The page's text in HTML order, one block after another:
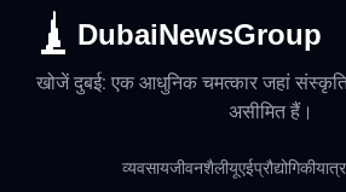
DubaiNewsGroup
खोजें दुबई: एक आधुनिक चमत्कार जहां
असीमित हैं।
व्यवसायजीवनशैलीयूएईप्रौद्योगिकी